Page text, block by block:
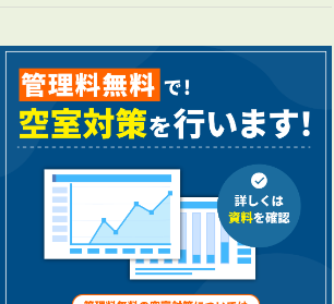
マンションの自主管理について
アパートの大規模修繕について
アパートの監視カメラ設置につい
03-6262-